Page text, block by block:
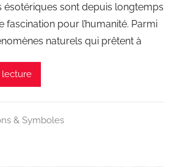
ésotériques sont depuis longtemps
fascination pour l’humanité. Parmi
naturels qui prêtent à
lecture
& Symboles